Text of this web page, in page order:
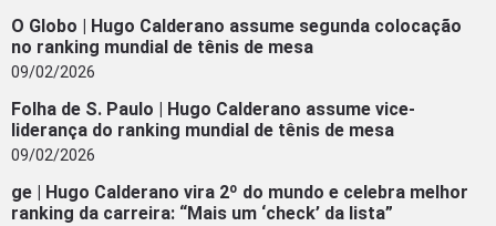
O Globo | Hugo Calderano assume segunda colocação
no ranking mundial de tênis de mesa
09/02/2026
Folha de S. Paulo | Hugo Calderano assume vice-
liderança do ranking mundial de tênis de mesa
09/02/2026
ge | Hugo Calderano vira 2º do mundo e celebra melhor
ranking da carreira: “Mais um ‘check’ da lista”